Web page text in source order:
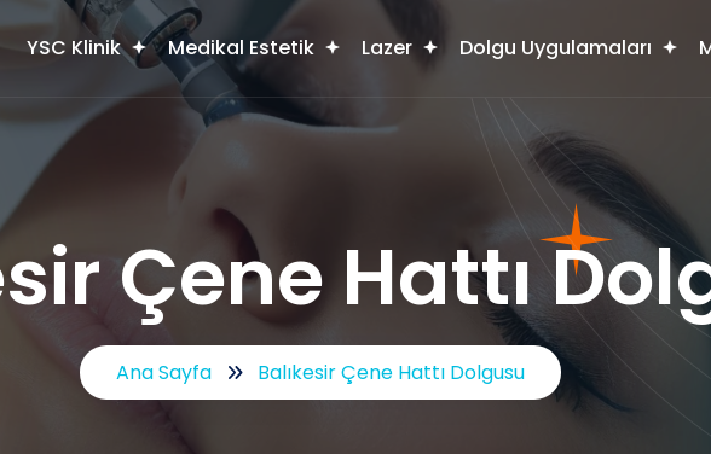
YSC Klinik Medikal Estetik Lazer Dolgu Uygulamaları
Çene Hattı
Ana Sayfa Balıkesir Çene Hattı Dolgusu